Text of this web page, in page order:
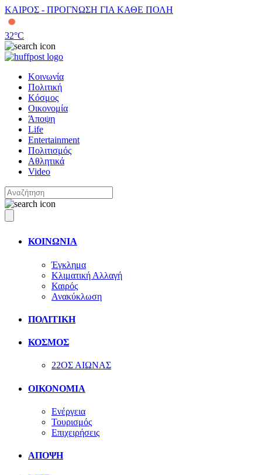
ΚΑΙΡΟΣ - ΠΡΟΓΝΩΣΗ ΓΙΑ ΚΑΘΕ ΠΟΛΗ
32°C
Κοινωνία
Πολιτική
Κόσμος
Οικονομία
Άποψη
Life
Entertainment
Πολιτισμός
Αθλητικά
Video
ΚΟΙΝΩΝΙΑ
Έγκλημα
Κλιματική Αλλαγή
Καιρός
Ανακύκλωση
ΠΟΛΙΤΙΚΗ
ΚΟΣΜΟΣ
22ΟΣ ΑΙΩΝΑΣ
ΟΙΚΟΝΟΜΙΑ
Ενέργεια
Τουρισμός
Επιχειρήσεις
ΑΠΟΨΗ